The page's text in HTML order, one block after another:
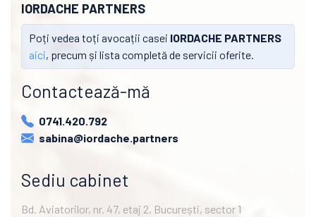
IORDACHE PARTNERS
Poți vedea toți avocații casei IORDACHE PARTNERS
aici, precum și lista completă de servicii oferite.
Contactează-mă
0741.420.792
sabina@iordache.partners
Sediu cabinet
Bd. Aviatorilor, nr. 47, etaj 2, București, sector 1